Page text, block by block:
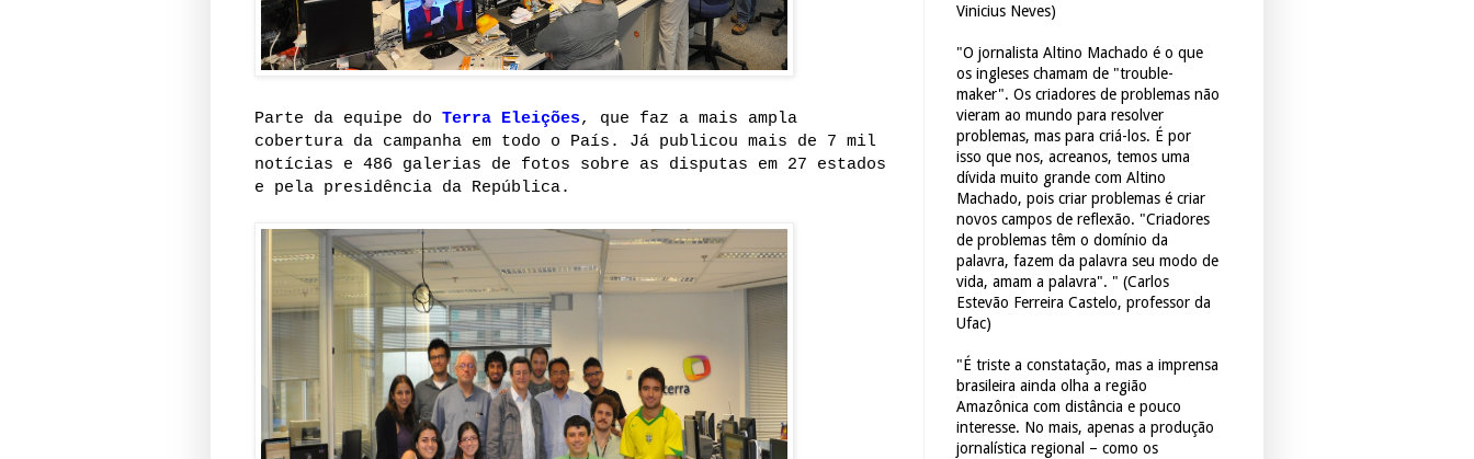
Parte da equipe do Terra Eleições, que faz a mais ampla
cobertura da campanha em todo o País. Já publicou mais de 7 mil
notícias e 486 galerias de fotos sobre as disputas em 27 estados
e pela presidência da República.
Vinicius Neves)
"O jornalista Altino Machado é o que
os ingleses chamam de "trouble-
maker". Os criadores de problemas não
vieram ao mundo para resolver
problemas, mas para criá-los. É por
isso que nos, acreanos, temos uma
dívida muito grande com Altino
Machado, pois criar problemas é criar
novos campos de reflexão. "Criadores
de problemas têm o domínio da
palavra, fazem da palavra seu modo de
vida, amam a palavra". " (Carlos
Estevão Ferreira Castelo, professor da
Ufac)
"É triste a constatação, mas a imprensa
brasileira ainda olha a região
Amazônica com distância e pouco
interesse. No mais, apenas a produção
jornalística regional – como os